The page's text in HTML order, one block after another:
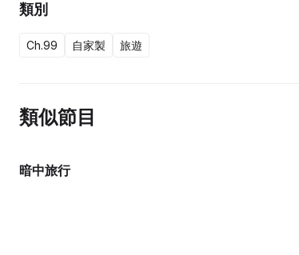
類別
Ch.99 自家製 旅遊
類似節目
暗中旅行